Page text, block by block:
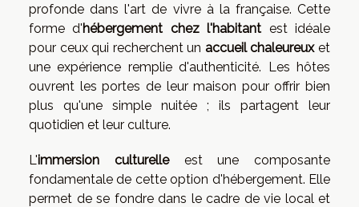
profonde dans l'art de vivre à la française. Cette
forme d'hébergement chez l'habitant est idéale
pour ceux qui recherchent un accueil chaleureuxet
une expérience remplie d'authenticité. Les hôtes
ouvrent les portes de leur maison pour offrir bien
plus qu'une simple nuitée ; ils partagent leur
quotidien et leur culture.
L'immersion culturelleest une composante
fondamentale de cette option d'hébergement. Elle
permet de se fondre dans le cadre de vie local et